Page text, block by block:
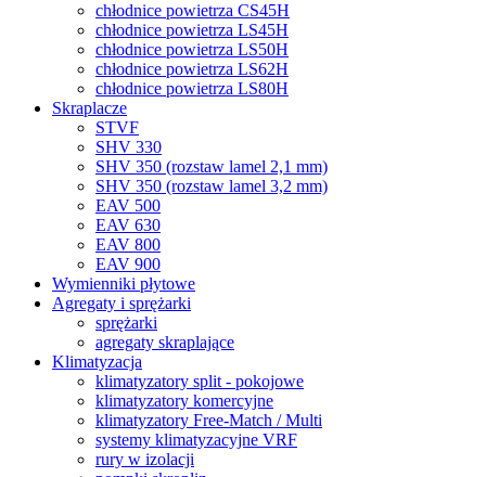
chłodnice powietrza CS45H
chłodnice powietrza LS45H
chłodnice powietrza LS50H
chłodnice powietrza LS62H
chłodnice powietrza LS80H
Skraplacze
STVF
SHV 330
SHV 350 (rozstaw lamel 2,1 mm)
SHV 350 (rozstaw lamel 3,2 mm)
EAV 500
EAV 630
EAV 800
EAV 900
Wymienniki płytowe
Agregaty i sprężarki
sprężarki
agregaty skraplające
Klimatyzacja
klimatyzatory split - pokojowe
klimatyzatory komercyjne
klimatyzatory Free-Match / Multi
systemy klimatyzacyjne VRF
rury w izolacji